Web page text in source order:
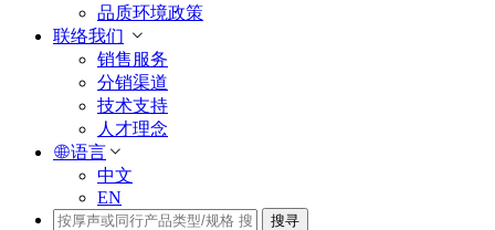
品质环境政策
联络我们
销售服务
分销渠道
技术支持
人才理念
语言
中文
EN
搜寻